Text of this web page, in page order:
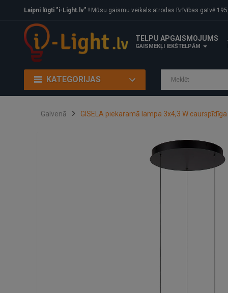
Laipni lūgti "i-Light.lv" ! Mūsu gaismu veikals atrodas Brīvības gatvē 195, Rīga,
TELPU APGAISMOJUMS
GAISMEKĻI IEKŠTELPĀM
KATEGORIJAS
Galvenā GISELA piekaramā lampa 3x4,3 W